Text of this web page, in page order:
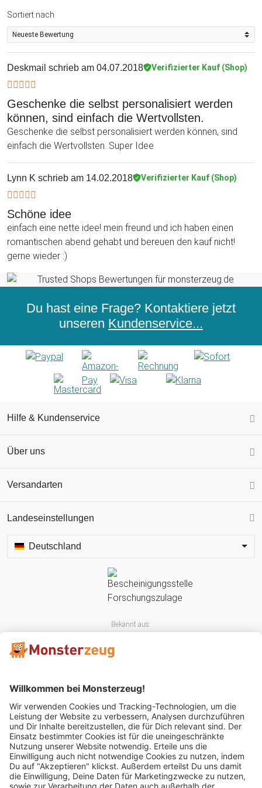
Sortiert nach
Deskmail schrieb am 04.07.2018 Verifizierter Kauf (Shop)
Geschenke die selbst personalisiert werden
können, sind einfach die Wertvollsten.
Geschenke die selbst personalisiert werden können, sind
einfach die Wertvollsten. Super Idee
Lynn K schrieb am 14.02.2018 Verifizierter Kauf (Shop)
Schöne idee
einfach eine nette idee! mein freund und ich haben einen
romantischen abend gehabt und bereuen den kauf nicht!
gerne wieder :)
Du hast eine Frage? Kontaktiere jetzt
unseren Kundenservice...
Hilfe & Kundenservice
Über uns
Versandarten
Landeseinstellungen
Deutschland
Bekannt aus:
Mitglied im: